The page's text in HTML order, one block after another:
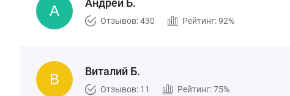
Андрей Б.
Отзывов: 430 Рейтинг: 92%
Виталий Б.
Отзывов: 11 Рейтинг: 75%